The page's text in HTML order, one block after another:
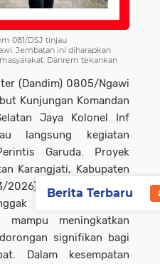
081/DSJ tinjau
Jembatan ini diharapkan
Danrem tekankan
(Dandim) 0805/Ngawi
Kunjungan Komandan
Jaya Kolonel Inf
langsung kegiatan
Garuda. Proyek
Karangjati, Kabupaten
2026).
awal pelaksanaan
meningkatkan
signifikan bagi
Dalam kesempatan
Berita Terbaru